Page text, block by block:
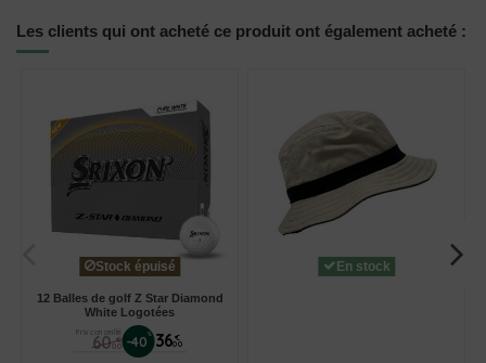
Les clients qui ont acheté ce produit ont également acheté :
Stock épuisé
12 Balles de golf Z Star Diamond
White Logotées
Prix conseillé
60 €
00 -40% 36 €
00
En stock